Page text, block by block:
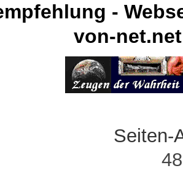
-
von-net.net
Seiten-